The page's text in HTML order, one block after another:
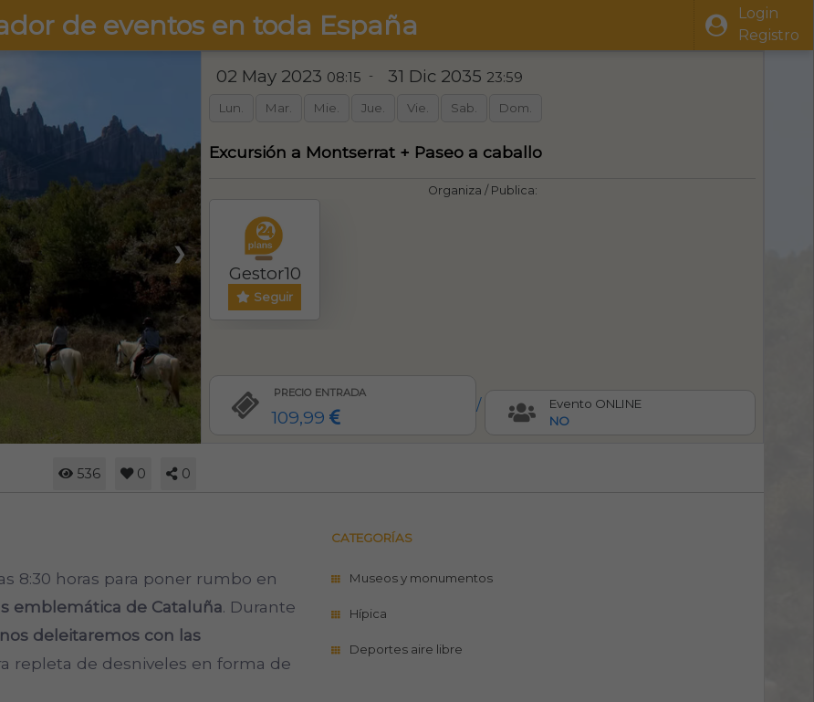
de eventos en toda España
Login
Registro
❯
02 May 2023 08:15 - 31 Dic 2035 23:59
Lun. Mar. Mie. Jue. Vie. Sab. Dom.
Excursión a Montserrat + Paseo a caballo
Organiza / Publica:
Gestor10
Seguir
PRECIO ENTRADA
109,99
/
Evento ONLINE
NO
536 0 0
8:30 horas para poner rumbo en
emblemática de Cataluña. Durante
nos deleitaremos con las
repleta de desniveles en forma de
CATEGORÍAS
Museos y monumentos
Hípica
Deportes aire libre